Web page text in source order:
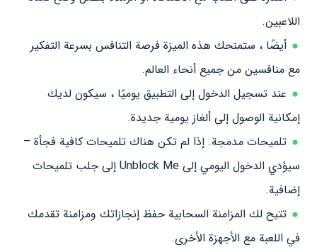
اللاعبين.
أيضًا ، ستمنحك هذه الميزة فرصة التنافس بسرعة التفكير
مع منافسين من جميع أنحاء العالم.
عند تسجيل الدخول إلى التطبيق يوميًا ، سيكون لديك
إمكانية الوصول إلى ألغاز يومية جديدة.
تلميحات مدمجة. إذا لم تكن هناك تلميحات كافية فجأة –
سيؤدي الدخول اليومي إلى Unblock Me إلى جلب تلميحات
إضافية.
تتيح لك المزامنة السحابية حفظ إنجازاتك ومزامنة تقدمك
في اللعبة مع الأجهزة الأخرى.